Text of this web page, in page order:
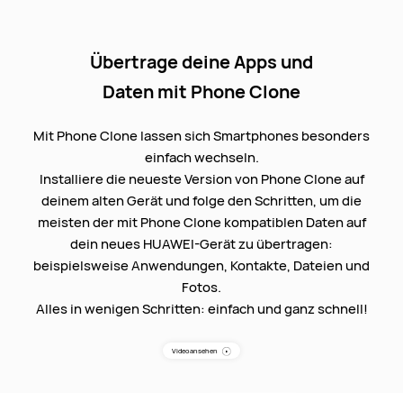
Übertrage deine Apps und
Daten mit Phone Clone
Mit Phone Clone lassen sich Smartphones besonders
einfach wechseln.
Installiere die neueste Version von Phone Clone auf
deinem alten Gerät und folge den Schritten, um die
meisten der mit Phone Clone kompatiblen Daten auf
dein neues HUAWEI-Gerät zu übertragen:
beispielsweise Anwendungen, Kontakte, Dateien und
Fotos.
Alles in wenigen Schritten: einfach und ganz schnell!
Video ansehen